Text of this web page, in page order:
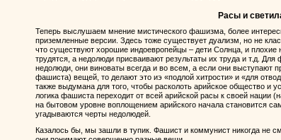
Расы и
Теперь выслушаем мнение мистического фашизма, более
приземленные версии. Здесь тоже существует дуализм, но не
что существуют хорошие индоевропейцы – дети Солнца, и
трудятся, а недолюди присваивают результаты их труда и т.д.
недолюди, они виноваты всегда и во всем, а если они выступают
фашиста) вещей, то делают это иэ «подлой хитрости» и «для
также выдумана для того, чтобы расколоть арийское общество и
логика фашиста переходит от всей арийской расы к своей нации
на бытовом уровне воплощением арийского начала становится
угадываются черты недолюдей.
Казалось бы, мы зашли в тупик. Фашист и коммунист никогда не